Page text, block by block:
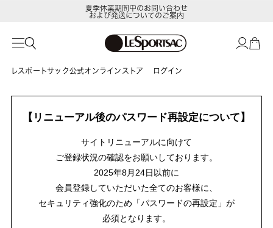
夏季休業期間中のお問い合わせ
および発送についてのご案内
レスポートサック公式オンラインストア ログイン
【リニューアル後のパスワード再設定について】
サイトリニューアルに向けて
ご登録状況の確認をお願いしております。
2025年8月24日以前に
会員登録していただいた全てのお客様に、
セキュリティ強化のため「パスワードの再設定」が
必須となります。